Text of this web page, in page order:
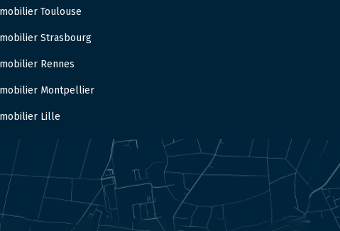
Toulouse
Strasbourg
Rennes
Montpellier
Lille